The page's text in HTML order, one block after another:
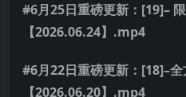
#6月25日重磅更新：[19]–
【2026.06.24】.mp4
#6月22日重磅更新：[18]–全
【2026.06.20】.mp4